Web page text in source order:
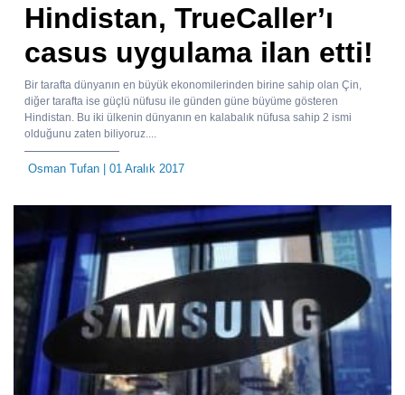
Hindistan, TrueCaller’ı
casus uygulama ilan etti!
Bir tarafta dünyanın en büyük ekonomilerinden birine sahip olan Çin,
diğer tarafta ise güçlü nüfusu ile günden güne büyüme gösteren
Hindistan. Bu iki ülkenin dünyanın en kalabalık nüfusa sahip 2 ismi
olduğunu zaten biliyoruz....
Osman Tufan | 01 Aralık 2017